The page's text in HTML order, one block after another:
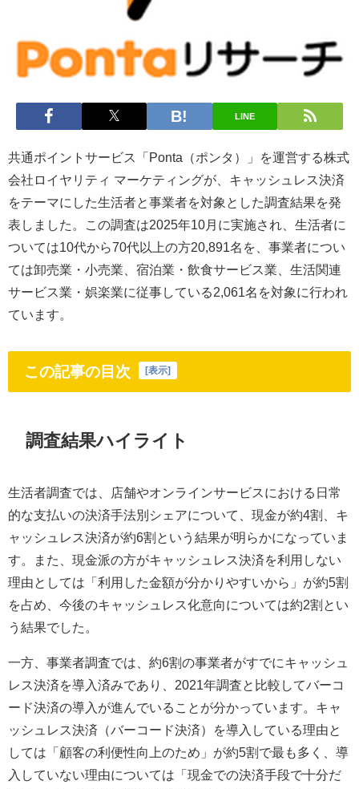
LINE
共通ポイントサービス「Ponta（ポンタ）」を運営する株式
会社ロイヤリティ マーケティングが、キャッシュレス決済
をテーマにした生活者と事業者を対象とした調査結果を発
表しました。この調査は2025年10月に実施され、生活者に
ついては10代から70代以上の方20,891名を、事業者につい
ては卸売業・小売業、宿泊業・飲食サービス業、生活関連
サービス業・娯楽業に従事している2,061名を対象に行われ
ています。
この記事の目次 表示
調査結果ハイライト
生活者調査では、店舗やオンラインサービスにおける日常
的な支払いの決済手法別シェアについて、現金が約4割、キ
ャッシュレス決済が約6割という結果が明らかになっていま
す。また、現金派の方がキャッシュレス決済を利用しない
理由としては「利用した金額が分かりやすいから」が約5割
を占め、今後のキャッシュレス化意向については約2割とい
う結果でした。
一方、事業者調査では、約6割の事業者がすでにキャッシュ
レス決済を導入済みであり、2021年調査と比較してバーコ
ード決済の導入が進んでいることが分かっています。キャ
ッシュレス決済（バーコード決済）を導入している理由と
しては「顧客の利便性向上のため」が約5割で最も多く、導
入していない理由については「現金での決済手段で十分だ